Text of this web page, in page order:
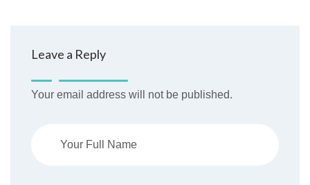
Leave a Reply
Your email address will not be published.